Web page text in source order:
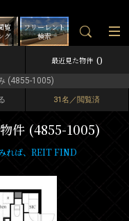
フリーレント
検索
覧
グ
最近見た物件 0
(4855-1005)
31名／閲覧済
件 (4855-1005)
れば、REIT FIND